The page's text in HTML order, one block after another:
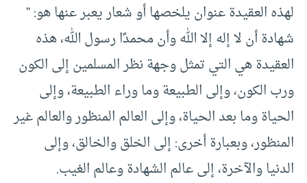
لهذه العقيدة عنوان يلخصها أو شعار يعبر عنها هو: ”
شهادة أن لا إله إلا الله وأن محمدًا رسول الله، هذه
العقيدة هي التي تمثل وجهة نظر المسلمين إلى الكون
ورب الكون، وإلى الطبيعة وما وراء الطبيعة، وإلى
الحياة وما بعد الحياة، وإلى العالم المنظور والعالم غير
المنظور، وبعبارة أخرى: إلى الخلق والخالق، وإلى
الدنيا والآخرة، إلى عالم الشهادة وعالم الغيب.